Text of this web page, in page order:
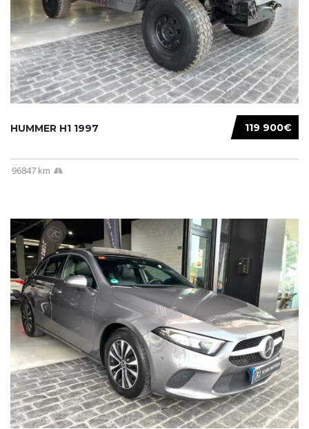
119 900€
HUMMER H1 1997
96847 km